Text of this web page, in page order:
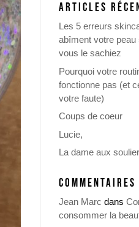
ARTICLES
Les 5 erreurs
abîment votre peau
vous le sachiez
Pourquoi votre
fonctionne pas (et
votre faute)
Coups de coeur
Lucie,
La dame aux
COMMENTAIRES
Jean Marc dans
consommer la